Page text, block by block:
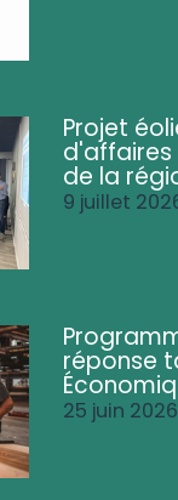
Projet
d'affaires
de la
9 juillet
réponse
25 juin 2026